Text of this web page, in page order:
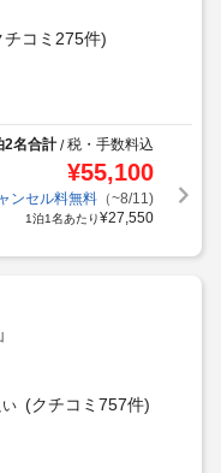
チコミ275件)
2名合計/税・手数料込
¥55,100
ンセル料無料（~8/11)
1泊1名あたり¥27,550
い (クチコミ757件)